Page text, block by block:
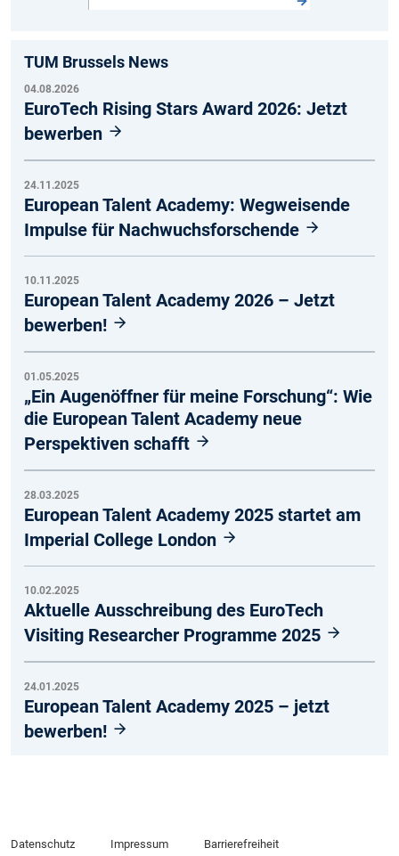
TUM Brussels News
04.08.2026
EuroTech Rising Stars Award 2026: Jetzt
bewerben
24.11.2025
European Talent Academy: Wegweisende
Impulse für Nachwuchsforschende
10.11.2025
European Talent Academy 2026 – Jetzt
bewerben!
01.05.2025
„Ein Augenöffner für meine Forschung“: Wie
die European Talent Academy neue
Perspektiven schafft
28.03.2025
European Talent Academy 2025 startet am
Imperial College London
10.02.2025
Aktuelle Ausschreibung des EuroTech
Visiting Researcher Programme 2025
24.01.2025
European Talent Academy 2025 – jetzt
bewerben!
Datenschutz Impressum Barrierefreiheit